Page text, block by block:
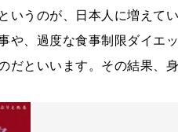
いうのが、日本人に増えて
や、過度な食事制限ダイエ
だといいます。その結果、